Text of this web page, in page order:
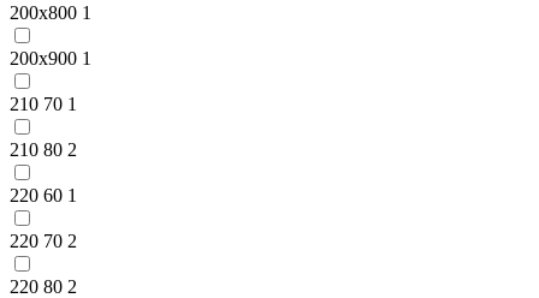
200x800 1
200x900 1
210 70 1
210 80 2
220 60 1
220 70 2
220 80 2